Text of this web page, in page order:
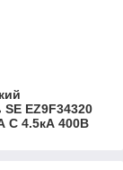
EZ9F34320
С 4.5кА 400В